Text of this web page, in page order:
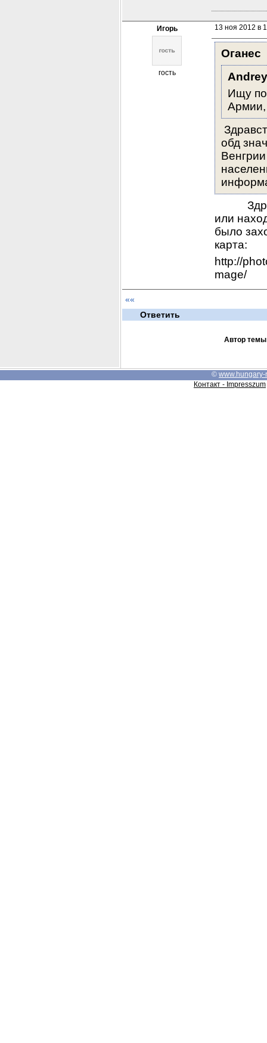
Игорь
гость
13 ноя 2012 в
Оганес
Andrey
Ищу
Армии,
обд
или
было
карта:
http://
mage/
««
Ответить
Автор темы
© www.hungary-
Контакт - Impresszum